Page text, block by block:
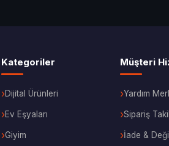
Kategoriler
Dijital Ürünleri
Ev Eşyaları
Giyim
Müşteri
Yardım
Sipariş
İade &